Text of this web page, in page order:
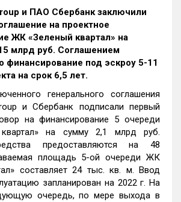
и ПАО Сбербанк заключили
на проектное
ЖК «Зеленый квартал» на
млрд руб. Соглашением
финансирование под эскроу 5-11
на срок 6,5 лет.
генерального соглашения
и Сбербанк подписали первый
на финансирование 5 очереди
на сумму 2,1 млрд руб.
предоставляются на 48
площадь 5-ой очереди ЖК
составляет 24 тыс. кв. м. Ввод
запланирован на 2022 г. На
очередь, по мере выхода в